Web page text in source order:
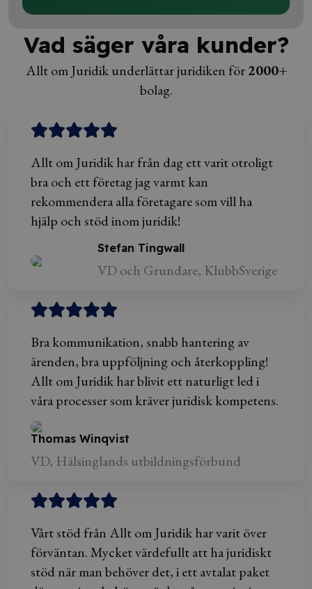
Vad säger våra kunder?
Allt om Juridik underlättar juridiken för2000+
bolag.
Allt om Juridik har från dag ett varit otroligt
bra och ett företag jag varmt kan
rekommendera alla företagare som vill ha
hjälp och stöd inom juridik!
Stefan Tingwall
VD och Grundare, KlubbSverige
Bra kommunikation, snabb hantering av
ärenden, bra uppföljning och återkoppling!
Allt om Juridik har blivit ett naturligt led i
våra processer som kräver juridisk kompetens.
Thomas Winqvist
VD, Hälsinglands utbildningsförbund
Vårt stöd från Allt om Juridik har varit över
förväntan. Mycket värdefullt att ha juridiskt
stöd när man behöver det, i ett avtalat paket